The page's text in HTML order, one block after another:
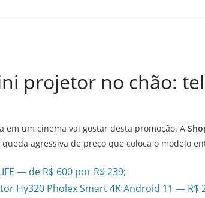
projetor no chão:
um cinema vai gostar desta promoção. A
agressiva de preço que coloca o modelo
— de R$ 600 por R$ 239;
Hy320 Pholex Smart 4K Android 11 — R$